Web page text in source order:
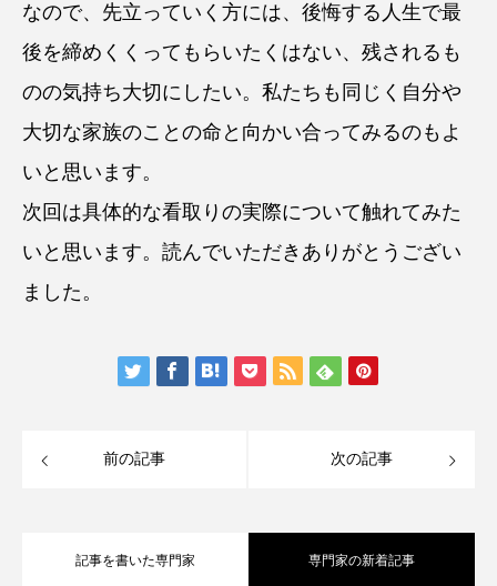
なので、先立っていく方には、後悔する人生で最
後を締めくくってもらいたくはない、残されるも
のの気持ち大切にしたい。私たちも同じく自分や
大切な家族のことの命と向かい合ってみるのもよ
いと思います。
次回は具体的な看取りの実際について触れてみた
いと思います。読んでいただきありがとうござい
ました。
前の記事 次の記事
記事を書いた専門家 専門家の新着記事